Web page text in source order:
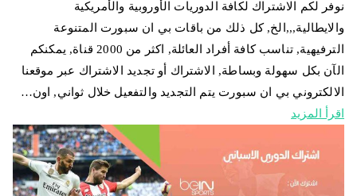
نوفر لكم الاشتراك لكافة الدوريات الأوروبية والأمريكية
والايطالية,,,الخ, كل ذلك من باقات بي ان سبورت المتنوعة
الترفيهية, تناسب كافة أفراد العائلة, اكثر من 2000 قناة, يمكنكم
الآن بكل سهولة وبساطة, الاشتراك أو تجديد الاشتراك عبر موقعنا
الالكتروني بي ان سبورت يتم التجديد والتفعيل خلال ثواني, اون…
اقرأ المزيد